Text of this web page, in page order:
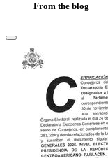
From the blog